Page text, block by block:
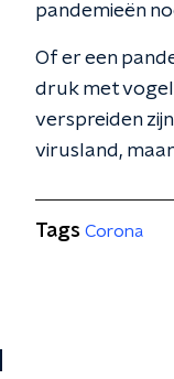
pandemieën
Of er een
druk met
verspreiden
virusland,
Tags Corona